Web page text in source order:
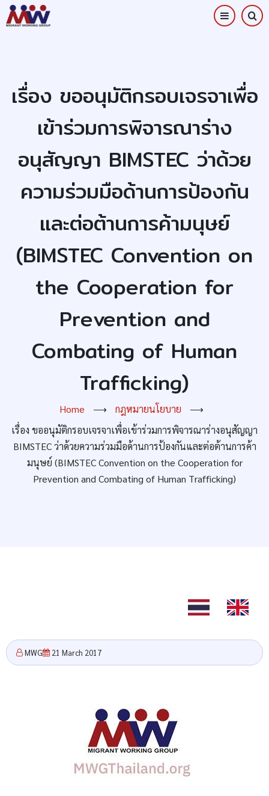
Skip
to
เรื่อง ขออนุมัติกรอบเจรจาเพื่อ
เข้าร่วมการพิจารณาร่าง
อนุสัญญา BIMSTEC ว่าด้วย
ความร่วมมือด้านการป้องกัน
และต่อต้านการค้ามนุษย์
(BIMSTEC Convention on
the Cooperation for
Prevention and
Combating of Human
Trafficking)
Home ⟶ กฎหมายนโยบาย
⟶
เรื่อง ขออนุมัติกรอบเจรจาเพื่อเข้าร่วมการพิจารณาร่างอนุสัญญา
BIMSTEC ว่าด้วยความร่วมมือด้านการป้องกันและต่อต้านการค้า
มนุษย์ (BIMSTEC Convention on the Cooperation for
Prevention and Combating of Human Trafficking)
MWG 21 March 2017